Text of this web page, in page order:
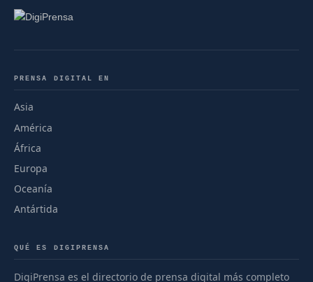
PRENSA DIGITAL EN
Asia
América
África
Europa
Oceanía
Antártida
QUÉ ES DIGIPRENSA
DigiPrensa es el directorio de prensa digital más completo